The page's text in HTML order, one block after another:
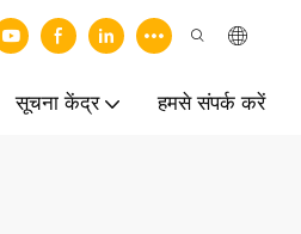
सूचना केंद्र हमसे संपर्क करें